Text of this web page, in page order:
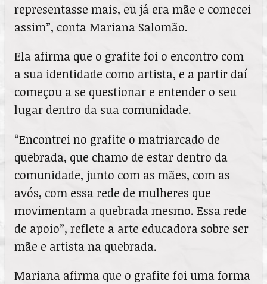
representasse mais, eu já era mãe e comecei
assim”, conta Mariana Salomão.
Ela afirma que o grafite foi o encontro com
a sua identidade como artista, e a partir daí
começou a se questionar e entender o seu
lugar dentro da sua comunidade.
“Encontrei no grafite o matriarcado de
quebrada, que chamo de estar dentro da
comunidade, junto com as mães, com as
avós, com essa rede de mulheres que
movimentam a quebrada mesmo. Essa rede
de apoio”, reflete a arte educadora sobre ser
mãe e artista na quebrada.
Mariana afirma que o grafite foi uma forma